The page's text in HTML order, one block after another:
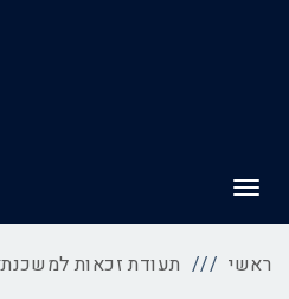
תפריט
ראשי תעודת זכאות